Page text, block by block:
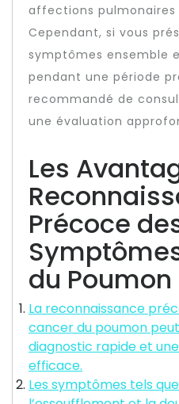
affections pulmonaires
Cependant, si vous
symptômes ensemble
pendant une période
recommandé de
une évaluation
Les
Précoce
du Poumon
La reconnaissance
cancer du poumon
diagnostic rapide et
efficace.
Les symptômes tels